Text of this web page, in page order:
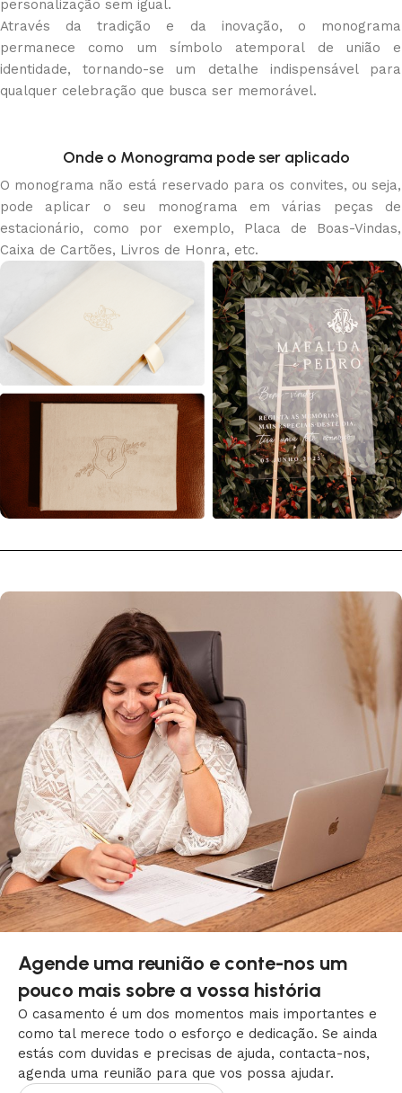
personalização sem igual.
Através da tradição e da inovação, o monograma
permanece como um símbolo atemporal de união e
identidade, tornando-se um detalhe indispensável para
qualquer celebração que busca ser memorável.
Onde o Monograma pode ser aplicado
O monograma não está reservado para os convites, ou seja,
pode aplicar o seu monograma em várias peças de
estacionário, como por exemplo, Placa de Boas-Vindas,
Caixa de Cartões, Livros de Honra, etc.
Agende uma reunião e conte-nos um
pouco mais sobre a vossa história
O casamento é um dos momentos mais importantes e
como tal merece todo o esforço e dedicação. Se ainda
estás com duvidas e precisas de ajuda, contacta-nos,
agenda uma reunião para que vos possa ajudar.